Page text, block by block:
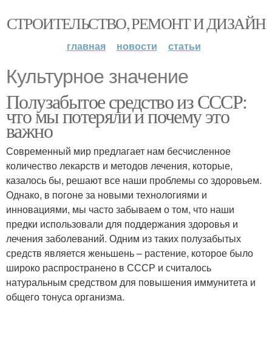
СТРОИТЕЛЬСТВО, РЕМОНТ И ДИЗАЙН
главная новости статьи
Культурное значение
Полузабытое средство из СССР:
что мы потеряли и почему это
важно
Современный мир предлагает нам бесчисленное
количество лекарств и методов лечения, которые,
казалось бы, решают все наши проблемы со здоровьем.
Однако, в погоне за новыми технологиями и
инновациями, мы часто забываем о том, что наши
предки использовали для поддержания здоровья и
лечения заболеваний. Одним из таких полузабытых
средств является женьшень – растение, которое было
широко распространено в СССР и считалось
натуральным средством для повышения иммунитета и
общего тонуса организма.